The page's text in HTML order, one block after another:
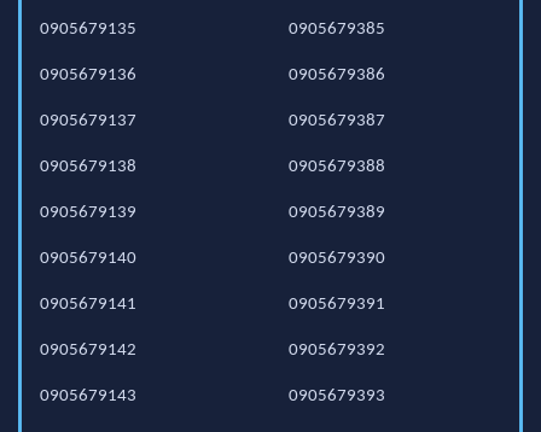
0905679135
0905679136
0905679137
0905679138
0905679139
0905679140
0905679141
0905679142
0905679143
0905679385
0905679386
0905679387
0905679388
0905679389
0905679390
0905679391
0905679392
0905679393